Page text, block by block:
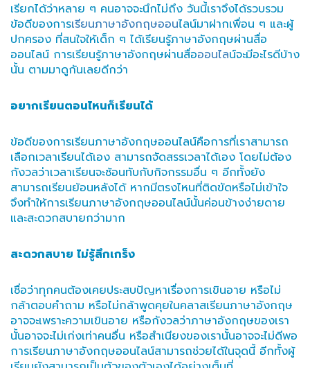
เรียกได้ว่าหลาย ๆ คนอาจจะนึกไม่ถึง วันนี้เราจึงได้รวบรวม
ข้อดีของการเรียนภาษาอังกฤษออนไลน์มาฝากเพื่อน ๆ และผู้
ปกครอง ที่สนใจให้เด็ก ๆ ได้เรียนรู้ภาษาอังกฤษผ่านสื่อ
ออนไลน์ การเรียนรู้ภาษาอังกฤษผ่านสื่อออนไลน์จะมีอะไรดีบ้าง
นั้น ตามมาดูกันเลยดีกว่า
อยากเรียนตอนไหนก็เรียนได้
ข้อดีของการเรียนภาษาอังกฤษออนไลน์คือการที่เราสามารถ
เลือกเวลาเรียนได้เอง สามารถจัดสรรเวลาได้เอง โดยไม่ต้อง
กังวลว่าเวลาเรียนจะซ้อนทับกับกิจกรรมอื่น ๆ อีกทั้งยัง
สามารถเรียนย้อนหลังได้ หากมีตรงไหนที่ติดขัดหรือไม่เข้าใจ
จึงทำให้การเรียนภาษาอังกฤษออนไลน์นั้นค่อนข้างง่ายดาย
และสะดวกสบายกว่ามาก
สะดวกสบาย ไม่รู้สึกเกร็ง
เชื่อว่าทุกคนต้องเคยประสบปัญหาเรื่องการเขินอาย หรือไม่
กล้าตอบคำถาม หรือไม่กล้าพูดคุยในคลาสเรียนภาษาอังกฤษ
อาจจะเพราะความเขินอาย หรือกังวลว่าภาษาอังกฤษของเรา
นั้นอาจจะไม่เก่งเท่าคนอื่น หรือสำเนียงของเรานั้นอาจจะไม่ดีพอ
การเรียนภาษาอังกฤษออนไลน์สามารถช่วยได้ในจุดนี้ อีกทั้งผู้